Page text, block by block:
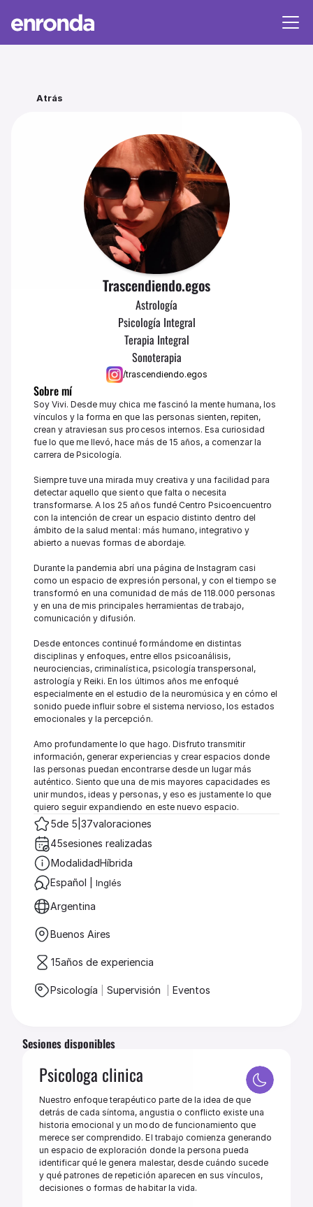
Atrás
Trascendiendo.egos
Astrología
Psicología Integral
Terapia Integral
Sonoterapia
/trascendiendo.egos
Sobre mí
Soy Vivi. Desde muy chica me fascinó la mente humana, los
vínculos y la forma en que las personas sienten, repiten,
crean y atraviesan sus procesos internos. Esa curiosidad
fue lo que me llevó, hace más de 15 años, a comenzar la
carrera de Psicología.
Siempre tuve una mirada muy creativa y una facilidad para
detectar aquello que siento que falta o necesita
transformarse. A los 25 años fundé Centro Psicoencuentro
con la intención de crear un espacio distinto dentro del
ámbito de la salud mental: más humano, integrativo y
abierto a nuevas formas de abordaje.
Durante la pandemia abrí una página de Instagram casi
como un espacio de expresión personal, y con el tiempo se
transformó en una comunidad de más de 118.000 personas
y en una de mis principales herramientas de trabajo,
comunicación y difusión.
Desde entonces continué formándome en distintas
disciplinas y enfoques, entre ellos psicoanálisis,
neurociencias, criminalística, psicología transpersonal,
astrología y Reiki. En los últimos años me enfoqué
especialmente en el estudio de la neuromúsica y en cómo el
sonido puede influir sobre el sistema nervioso, los estados
emocionales y la percepción.
Amo profundamente lo que hago. Disfruto transmitir
información, generar experiencias y crear espacios donde
las personas puedan encontrarse desde un lugar más
auténtico. Siento que una de mis mayores capacidades es
unir mundos, ideas y personas, y eso es justamente lo que
quiero seguir expandiendo en este nuevo espacio.
5de 5 37valoraciones
45sesiones realizadas
ModalidadHíbrida
Español
Inglés
Argentina
Buenos Aires
15años de experiencia
Psicología Supervisión Eventos
Sesiones disponibles
Psicologa clinica
Nuestro enfoque terapéutico parte de la idea de que
detrás de cada síntoma, angustia o conflicto existe una
historia emocional y un modo de funcionamiento que
merece ser comprendido. El trabajo comienza generando
un espacio de exploración donde la persona pueda
identificar qué le genera malestar, desde cuándo sucede
y qué patrones de repetición aparecen en sus vínculos,
decisiones o formas de habitar la vida.